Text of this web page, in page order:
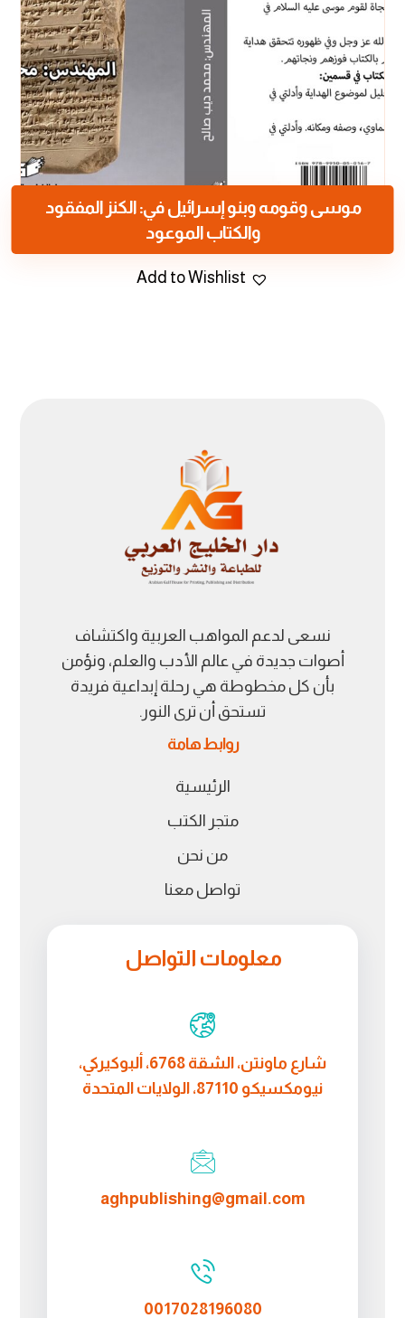
موسى وقومه وبنو إسرائيل في: الكنز المفقود
والكتاب الموعود
Add to Wishlist
نسعى لدعم المواهب العربية واكتشاف
أصوات جديدة في عالم الأدب والعلم، ونؤمن
بأن كل مخطوطة هي رحلة إبداعية فريدة
تستحق أن ترى النور.
روابط هامة
الرئيسية
متجر الكتب
من نحن
تواصل معنا
معلومات التواصل
شارع ماونتن، الشقة 6768، ألبوكيركي،
نيومكسيكو 87110، الولايات المتحدة
aghpublishing@gmail.com
0017028196080